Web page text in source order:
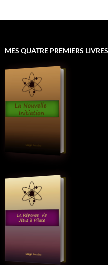
MES QUATRE PREMIERS LIVRES